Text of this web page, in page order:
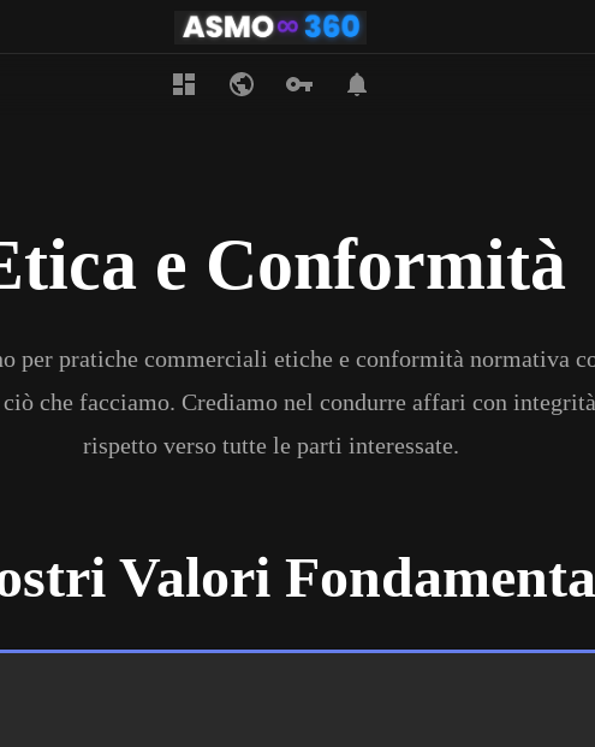
e Conformità
per pratiche commerciali etiche e conformità normativa
che facciamo. Crediamo nel condurre affari con
rispetto verso tutte le parti interessate.
Valori